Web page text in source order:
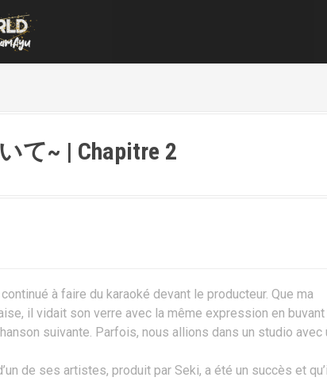
て~ | Chapitre 2
à faire du karaoké devant le producteur. Que ma
il vidait son verre avec la même expression en buvant
suivante. Parfois, nous allions dans un studio avec
de ses artistes, produit par Seki, a été un succès et